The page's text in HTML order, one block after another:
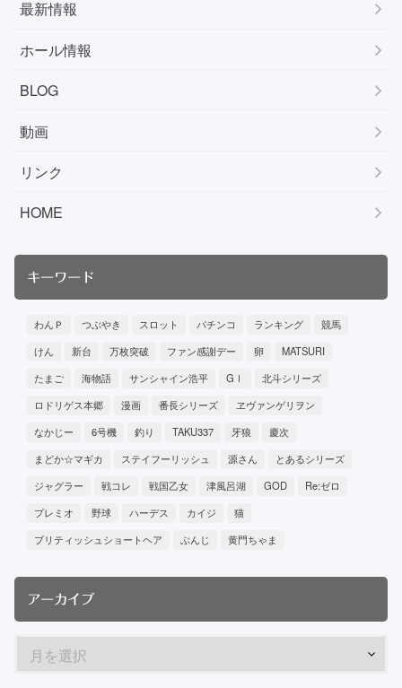
最新情報
ホール情報
BLOG
動画
リンク
HOME
キーワード
わんＰ つぶやき スロット パチンコ ランキング
競馬
けん
新台 万枚突破 ファン感謝デー 卵
MATSURI
たまご
海物語 サンシャイン浩平 GⅠ
北斗シリーズ
ロドリゲス本郷
漫画 番長シリーズ
ヱヴァンゲリヲン
なかじー
6号機 釣り TAKU337 牙狼
慶次
まどか☆マギカ
ステイフーリッシュ 源さん
とあるシリーズ
ジャグラー
戦コレ 戦国乙女 津風呂湖 GOD
Re:ゼロ
プレミオ
野球 ハーデス カイジ
猫
ブリティッシュショートヘア
ぶんじ 黄門ちゃま
アーカイブ